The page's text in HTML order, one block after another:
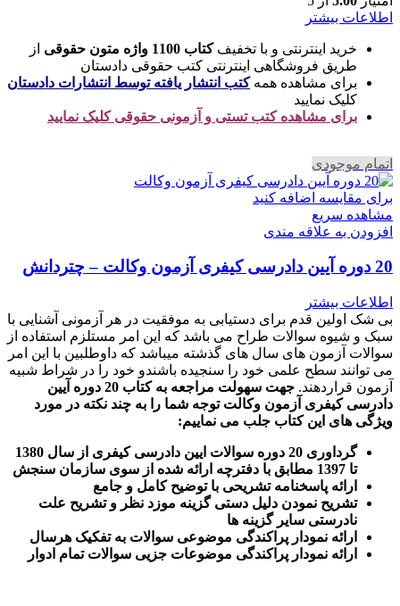
اطلاعات بیشتر
خرید اینترنتی و با تخفیفکتاب 1100 واژه متون حقوقی
از
طریق فروشگاهی اینترنتی کتب حقوقی دادستان
برای مشاهده همهکتب انتشار یافته توسط انتشارات دادستان
کلیک نمایید
برای مشاهده کتب تستی و آزمونی حقوقی کلیک نمایید
اتمام موجودی
برای مقایسه اضافه کنید
مشاهده سریع
افزودن به علاقه مندی
20 دوره آیین دادرسی کیفری آزمون وکالت – چتردانش
اطلاعات بیشتر
بی شک اولین قدم برای دستیابی به موفقیت در هر آزمونی آشنایی با
سبک و شیوه سوالات طراح می باشد که این امر مستلزم استفاده از
سوالات آزمون های سال های گذشته میباشد که داوطلبین با این امر
می توانند سطح علمی خود را سنجیده باشندو خود را در شراط شبیه
آزمون قراردهند.
جهت سهولت مراجعه به کتاب 20 دوره آیین
دادرسی کیفری آزمون وکالت توجه شما را به چند نکته در مورد
ویژگی های این کتاب جلب می نماییم:
گرداوری 20 دوره سوالات ایین دادرسی کیفری از سال 1380
تا 1397 مطابق با دفترچه ارائه شده از سوی سازمان سنجش
ارائه پاسخنامه تشریحی با توضیح کامل و جامع
تشریح نمودن دلیل دستی گزینه موزد نظر و تشریح علت
نادرستی سایر گزینه ها
ارائه نمودار پراکندگی موضوعی سوالات به تفکیک هرسال
رائه نمودار پراکندگی موضوعات جزیی سوالات تمام ادوار